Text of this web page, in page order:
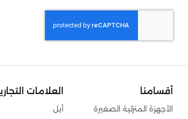
أقسامنا
الأجهزة المنزلية الصغيرة
العلامات
أبل